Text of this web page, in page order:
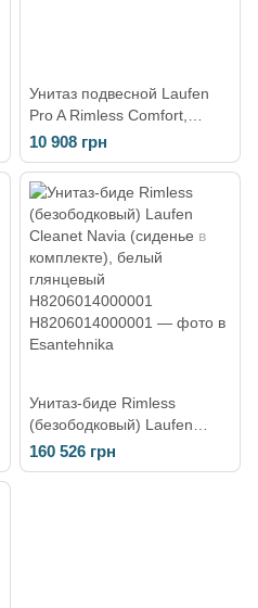
Унитаз подвесной Laufen
Pro A Rimless Comfort,
белый (H8219620000001)
10 908 грн
Унитаз-биде Rimless
(безободковый) Laufen
Cleanet Navia (сиденье в
комплекте), белый
160 526 грн